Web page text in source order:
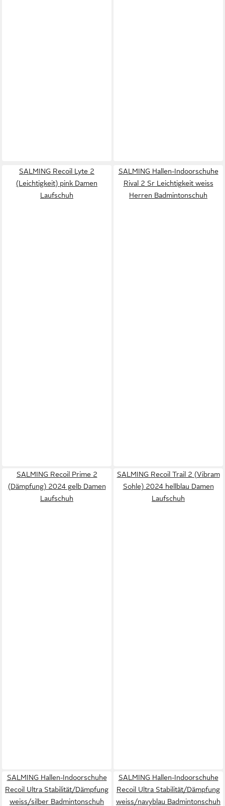
SALMING Recoil Lyte 2
(Leichtigkeit) pink Damen
Laufschuh
SALMING Hallen-Indoorschuhe
Rival 2 Sr Leichtigkeit weiss
Herren Badmintonschuh
SALMING Recoil Prime 2
(Dämpfung) 2024 gelb Damen
Laufschuh
SALMING Recoil Trail 2 (Vibram
Sohle) 2024 hellblau Damen
Laufschuh
SALMING Hallen-Indoorschuhe
Recoil Ultra Stabilität/Dämpfung
weiss/silber Badmintonschuh
SALMING Hallen-Indoorschuhe
Recoil Ultra Stabilität/Dämpfung
weiss/navyblau Badmintonschuh